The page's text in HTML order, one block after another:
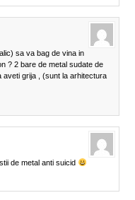
sa va bag de vina in
? 2 bare de metal sudate de
aveti grija , (sunt la arhitectura
de metal anti suicid